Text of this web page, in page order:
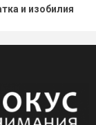
и изобилия